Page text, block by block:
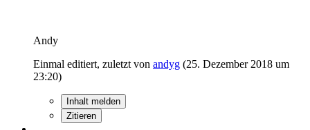
Andy
Einmal editiert, zuletzt von andyg (25. Dezember 2018 um
23:20)
Inhalt melden
Zitieren